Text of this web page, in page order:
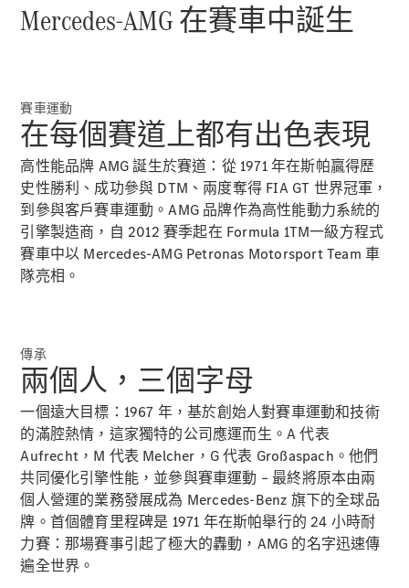
Class
純電動
A-Class
Hatchback
轎跑車
All Coupés
CLE Coupé
Mercedes-
AMG GT
Coupé
Mercedes-
AMG GT 4
Door
Coupé
全新型號
純電動
開篷跑車 / 跑車
Mercedes-AMG 在賽車中誕生
賽車運動
在每個賽道上都有出色表現
高性能品牌 AMG 誕生於賽道：從 1971 年在斯帕贏得歷
史性勝利、成功參與 DTM、兩度奪得 FIA GT 世界冠軍，
到參與客戶賽車運動。AMG 品牌作為高性能動力系統的
引擎製造商，自 2012 賽季起在 Formula 1TM一級方程式
賽車中以 Mercedes-AMG Petronas Motorsport Team 車
隊亮相。
傳承
兩個人，三個字母
一個遠大目標：1967 年，基於創始人對賽車運動和技術
的滿腔熱情，這家獨特的公司應運而生。A 代表
Aufrecht，M 代表 Melcher，G 代表 Großaspach。他們
共同優化引擎性能，並參與賽車運動 – 最終將原本由兩
個人營運的業務發展成為 Mercedes-Benz 旗下的全球品
牌。首個體育里程碑是 1971 年在斯帕舉行的 24 小時耐
力賽：那場賽事引起了極大的轟動，AMG 的名字迅速傳
遍全世界。